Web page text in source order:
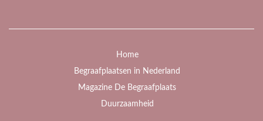
Home
Begraafplaatsen in Nederland
Magazine De Begraafplaats
Duurzaamheid